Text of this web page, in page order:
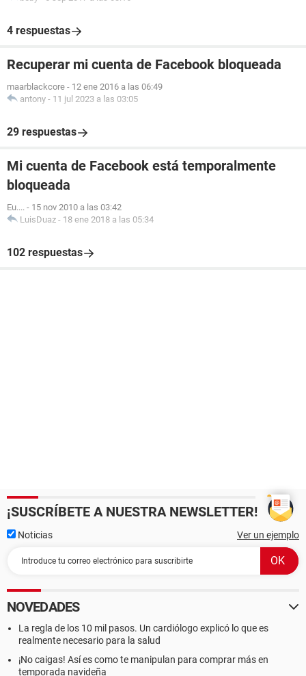
4 respuestas
Recuperar mi cuenta de Facebook bloqueada
maarblackcore - 12 ene 2016 a las 06:49
antony - 11 jul 2023 a las 03:05
29 respuestas
Mi cuenta de Facebook está temporalmente
bloqueada
Eu.... - 15 nov 2010 a las 03:42
LuisDuaz - 18 ene 2018 a las 05:34
102 respuestas
¡SUSCRÍBETE A NUESTRA NEWSLETTER!
Noticias Ver un ejemplo
NOVEDADES
La regla de los 10 mil pasos. Un cardiólogo explicó lo que es
realmente necesario para la salud
¡No caigas! Así es como te manipulan para comprar más en
temporada navideña